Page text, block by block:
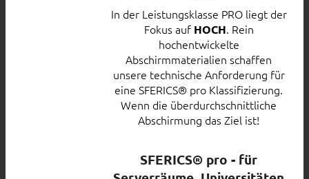
In der Leistungsklasse PRO liegt der
Fokus auf HOCH. Rein
hochentwickelte
Abschirmmaterialien schaffen
unsere technische Anforderung für
eine SFERICS® pro Klassifizierung.
Wenn die überdurchschnittliche
Abschirmung das Ziel ist!
SFERICS® pro - für